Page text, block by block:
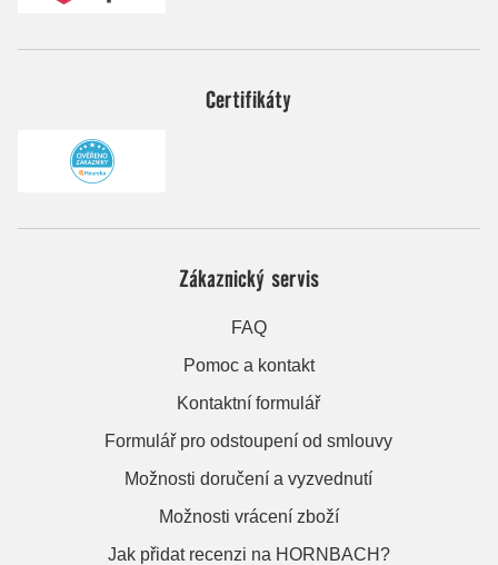
Certifikáty
Zákaznický servis
FAQ
Pomoc a kontakt
Kontaktní formulář
Formulář pro odstoupení od smlouvy
Možnosti doručení a vyzvednutí
Možnosti vrácení zboží
Jak přidat recenzi na HORNBACH?